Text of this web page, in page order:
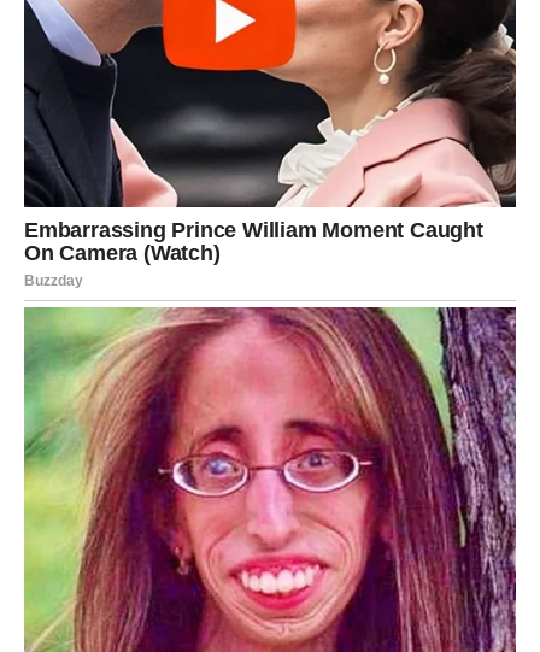
OSLOBAĐANJE
Bik ulazi u preokret: ono što je stajalo,
puca – ali da bi se otvorio put
Kod Bika se sudbina menja na specifičan način: spolja
može delovati kao iznenađenje, ali iznutra vi znate da to
dugo traje. Bik je često znak koji trpi, čeka, nada se, drži
se poznatog – čak i kad ga to poznato više guši. I baš
zato, kada dođe preokret, to bude snažno.
U narednim danima Bik može doživeti:
promenu u odnosima (neko odlazi, neko dolazi),
promenu u planovima (odjednom se otvara druga opcija),
promenu u samom sebi (više ne možete da ćutite).
Šta znači “menja se sudbina” za Bika?